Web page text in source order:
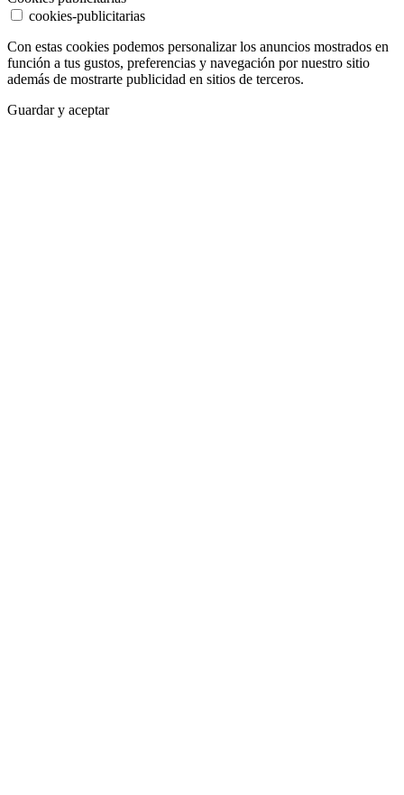
cookies-publicitarias
Con estas cookies podemos personalizar los anuncios mostrados en
función a tus gustos, preferencias y navegación por nuestro sitio
además de mostrarte publicidad en sitios de terceros.
Guardar y aceptar